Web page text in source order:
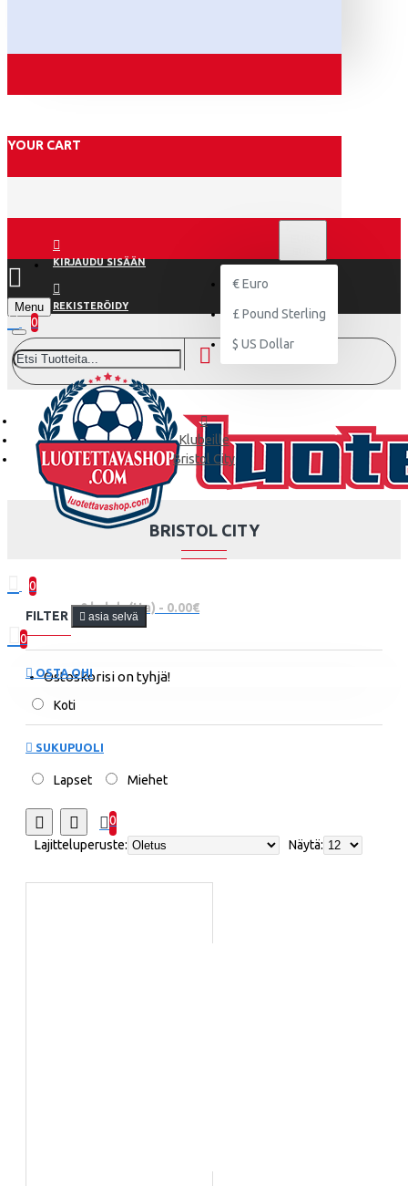
YOUR CART
KIRJAUDU SISÄÄN
REKISTERÖIDY
€ Euro
£ Pound Sterling
$ US Dollar
Menu
0
0
0 kohde(tta) - 0.00€
0
Ostoskorisi on tyhjä!
Klubeille
Bristol City
BRISTOL CITY
FILTER asia selvä
OSTA OHI
Koti
SUKUPUOLI
Lapset Miehet
0
Lajitteluperuste:
Näytä: